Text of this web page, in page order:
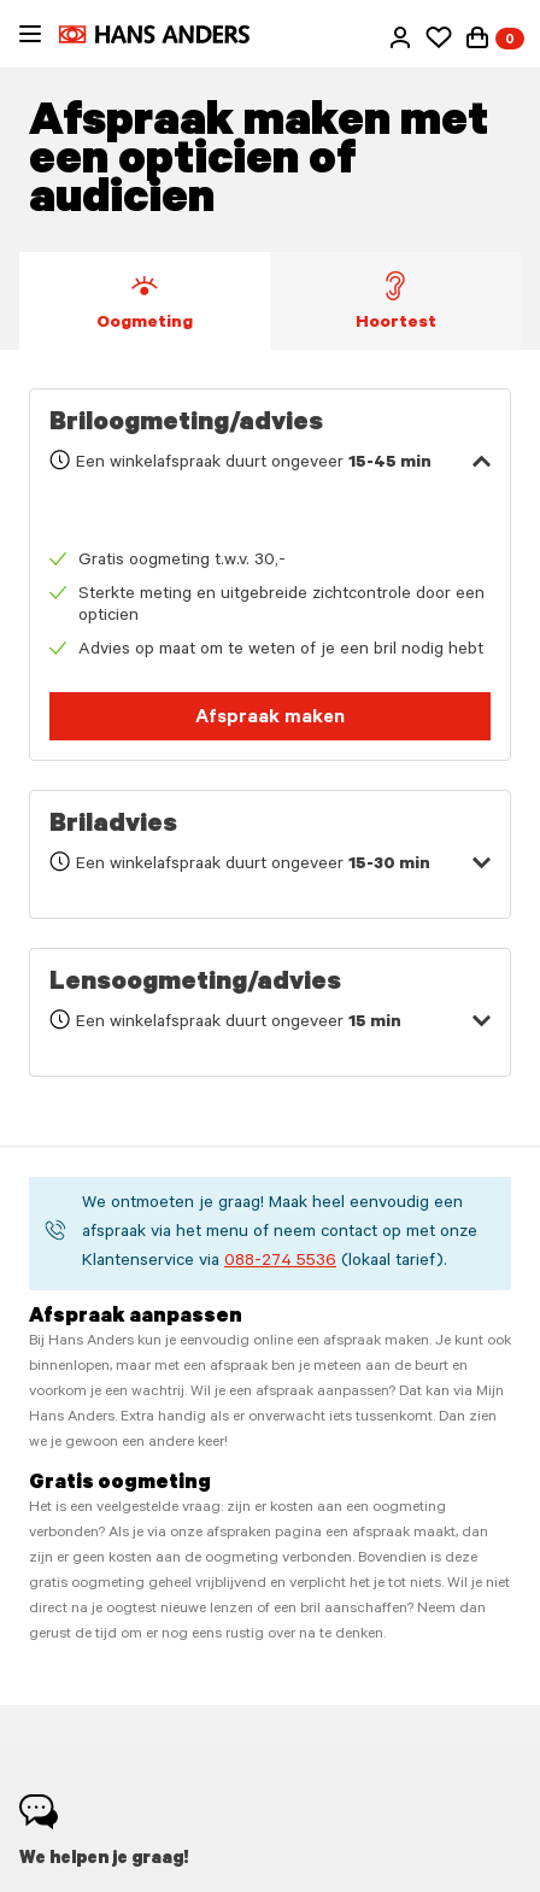
Ga
inhoud
0
Afspraak maken met
een opticien of
audicien
Oogmeting Hoortest
Briloogmeting/advies
Een winkelafspraak duurt ongeveer 15-45 min
Gratis oogmeting t.w.v. 30,-
Sterkte meting en uitgebreide zichtcontrole door een
opticien
Advies op maat om te weten of je een bril nodig hebt
Afspraak maken
Briladvies
Een winkelafspraak duurt ongeveer 15-30 min
Lensoogmeting/advies
Een winkelafspraak duurt ongeveer 15 min
We ontmoeten je graag! Maak heel eenvoudig een
afspraak via het menu of neem contact op met onze
Klantenservice via 088-274 5536 (lokaal tarief).
Afspraak aanpassen
Bij Hans Anders kun je eenvoudig online een afspraak maken. Je kunt ook
binnenlopen, maar met een afspraak ben je meteen aan de beurt en
voorkom je een wachtrij. Wil je een afspraak aanpassen? Dat kan via Mijn
Hans Anders. Extra handig als er onverwacht iets tussenkomt. Dan zien
we je gewoon een andere keer!
Gratis oogmeting
Het is een veelgestelde vraag: zijn er kosten aan een oogmeting
verbonden? Als je via onze afspraken pagina een afspraak maakt, dan
zijn er geen kosten aan de oogmeting verbonden. Bovendien is deze
gratis oogmeting geheel vrijblijvend en verplicht het je tot niets. Wil je niet
direct na je oogtest nieuwe lenzen of een bril aanschaffen? Neem dan
gerust de tijd om er nog eens rustig over na te denken.
We helpen je graag!